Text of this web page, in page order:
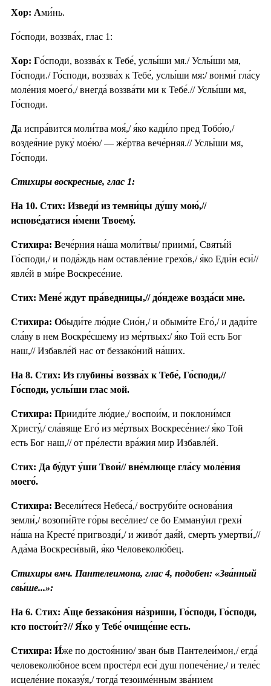
Хор: Ами́нь.
Го́споди, воззва́х, глас 1:
Хор: Го́споди, воззва́х к Тебе́, услы́ши мя./ Услы́ши мя,
Го́споди./ Го́споди, воззва́х к Тебе́, услы́ши мя:/ вонми́ гла́су
моле́ния моего́,/ внегда́ воззва́ти ми к Тебе́.// Услы́ши мя,
Го́споди.
Да испра́вится моли́тва моя́,/ я́ко кади́ло пред Тобо́ю,/
воздея́ние руку́ мое́ю/ — же́ртва вече́рняя.// Услы́ши мя,
Го́споди.
Стихиры воскресные, глас 1:
На 10. Стих: Изведи́ из темни́цы ду́шу мою́,//
испове́датися и́мени Твоему́.
Стихира: Вече́рния на́ша моли́твы/ приими́, Святы́й
Го́споди,/ и пода́ждь нам оставле́ние грехо́в,/ я́ко Еди́н еси́//
явле́й в ми́ре Воскресе́ние.
Стих: Мене́ ждут пра́ведницы,// до́ндеже возда́си мне.
Стихира: Обыди́те лю́дие Сио́н,/ и обыми́те Его́,/ и дади́те
сла́ву в нем Воскре́сшему из ме́ртвых:/ я́ко Той есть Бог
наш,// Избавле́й нас от беззако́ний на́ших.
На 8. Стих: Из глубины́ воззва́х к Тебе́, Го́споди,//
Го́споди, услы́ши глас мой.
Стихира: Прииди́те лю́дие,/ воспои́м, и поклони́мся
Христу́,/ сла́вяще Его́ из ме́ртвых Воскресе́ние:/ я́ко Той
есть Бог наш,// от пре́лести вра́жия мир Избавле́й.
Стих: Да бу́дут у́ши Твои́// вне́млюще гла́су моле́ния
моего́.
Стихира: Весели́теся Небеса́,/ воструби́те основа́ния
земли́,/ возопи́йте го́ры весе́лие:/ се бо Емману́ил грехи́
на́ша на Кресте́ пригвозди́,/ и живо́т дая́й, смерть умертви́,//
Ада́ма Воскреси́вый, я́ко Человеколю́бец.
Стихиры вмч. Пантелеимона, глас 4, подобен: «Зва́нный
свы́ше...»:
На 6. Стих: А́ще беззако́ния на́зриши, Го́споди, Го́споди,
кто постои́т?// Я́ко у Тебе́ очище́ние есть.
Стихира: И́же по достоя́нию/ зван быв Пантелеи́мон,/ егда́
человеколю́бное всем просте́рл еси́ душ попече́ние,/ и теле́с
исцеле́ние показу́я,/ тогда́ тезоиме́нным зва́нием